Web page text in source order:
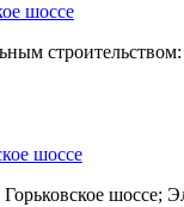
шоссе
шоссе
шоссе;